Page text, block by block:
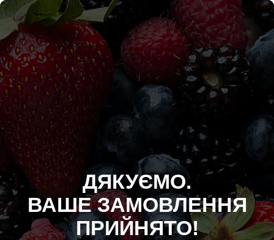
ДЯКУЄМО.
ВАШЕ ЗАМОВЛЕННЯ
ПРИЙНЯТО!